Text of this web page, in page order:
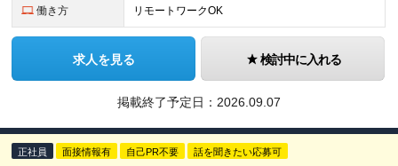
働き方 リモートワークOK
求人を見る 検討中に入れる
掲載終了予定日： 2026.09.07
正社員 面接情報有 自己PR不要 話を聞きたい応募可